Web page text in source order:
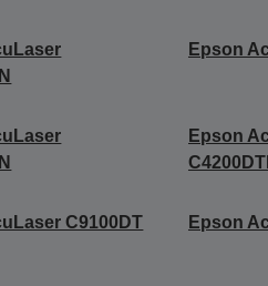
Epson
Epson
C9100DT Epson